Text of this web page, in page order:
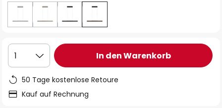
1 In den Warenkorb
50 Tage kostenlose Retoure
Kauf auf Rechnung